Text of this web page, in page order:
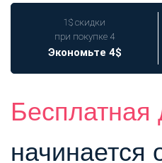
1$ скидки
при покупке 4
Экономьте 4$
Бесплатная
начинается